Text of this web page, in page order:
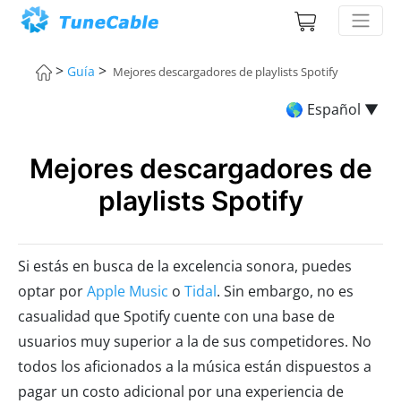
> Guía > Mejores descargadores de playlists Spotify
🌎 Español ▼
Mejores descargadores de
playlists Spotify
Si estás en busca de la excelencia sonora, puedes
optar porApple Music o Tidal. Sin embargo, no es
casualidad que Spotify cuente con una base de
usuarios muy superior a la de sus competidores. No
todos los aficionados a la música están dispuestos a
pagar un costo adicional por una experiencia de